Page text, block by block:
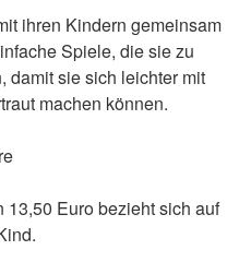
ihren Kindern gemeinsam
Spiele, die sie zu
damit sie sich leichter mit
machen können.
Euro bezieht sich auf